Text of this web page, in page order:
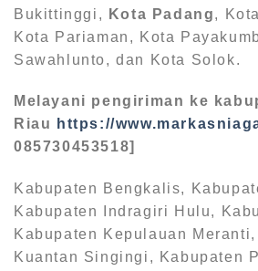
Bukittinggi,
Kota Padang,
Kota Pariaman, Kota
Sawahlunto, dan Kota Solok.
Melayani pengiriman ke
Riau
https://
085730453518]
Kabupaten Bengkalis,
Kabupaten Indragiri Hulu,
Kabupaten Kepulauan
Kuantan Singingi, Kabupaten